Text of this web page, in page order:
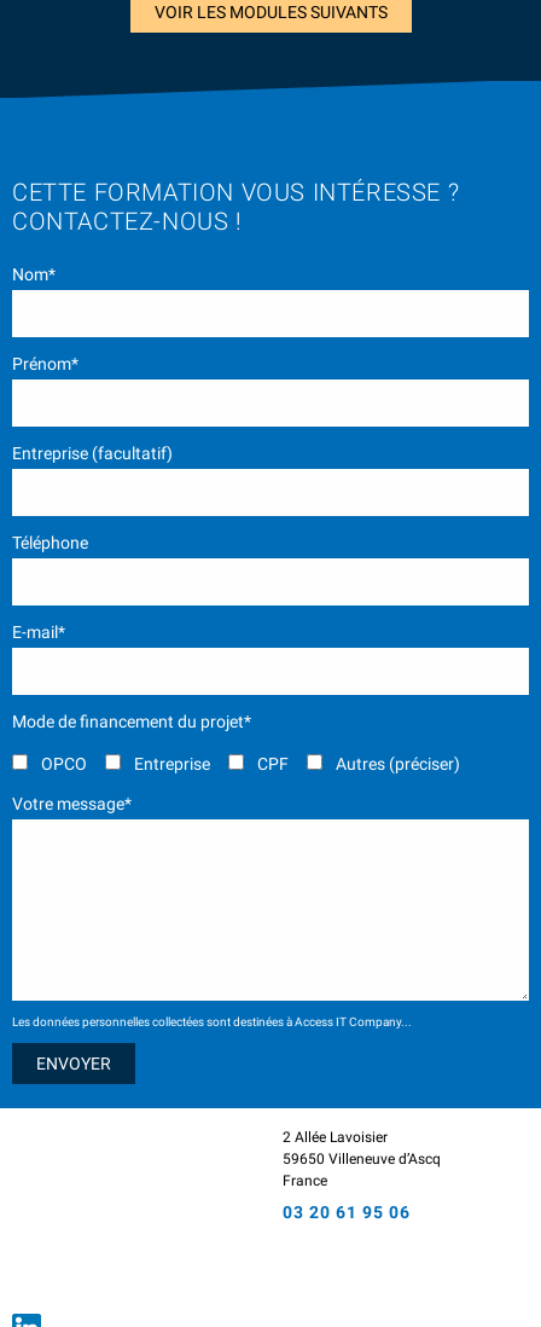
VOIR LES MODULES SUIVANTS
CETTE FORMATION VOUS INTÉRESSE ?
CONTACTEZ-NOUS !
Nom*
Prénom*
Entreprise (facultatif)
Téléphone
E-mail*
Mode de financement du projet*
OPCO Entreprise CPF Autres (préciser)
Votre message*
Les données personnelles collectées sont destinées à Access IT Company...
2 Allée Lavoisier
59650 Villeneuve d’Ascq
France
03 20 61 95 06